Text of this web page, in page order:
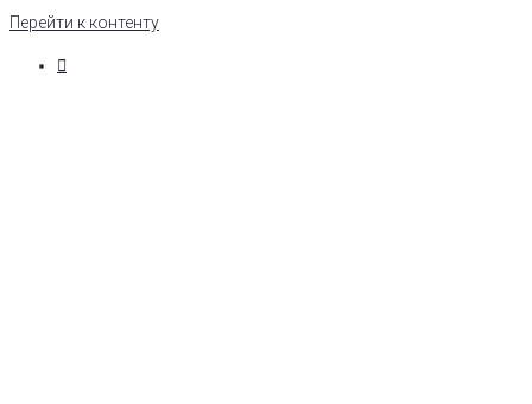
Перейти к контенту